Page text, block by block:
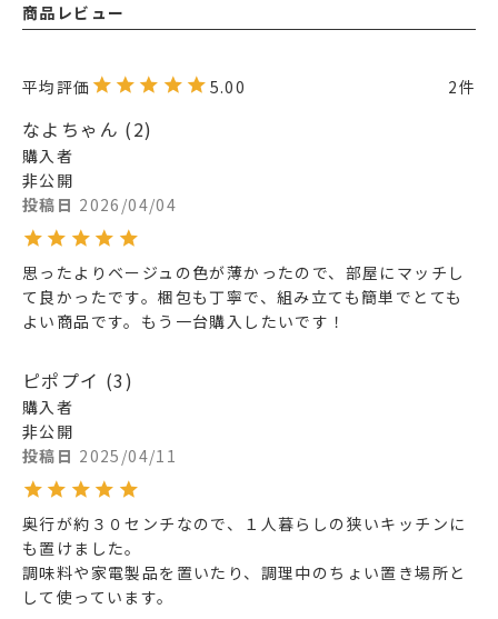
商品レビュー
5.00 2
なよちゃん 2
購入者
非公開
投稿日 2026/04/04
思ったよりベージュの色が薄かったので、部屋にマッチし
て良かったです。梱包も丁寧で、組み立ても簡単でとても
よい商品です。もう一台購入したいです！
ピポプイ 3
購入者
非公開
投稿日 2025/04/11
奥行が約３０センチなので、１人暮らしの狭いキッチンに
も置けました。
調味料や家電製品を置いたり、調理中のちょい置き場所と